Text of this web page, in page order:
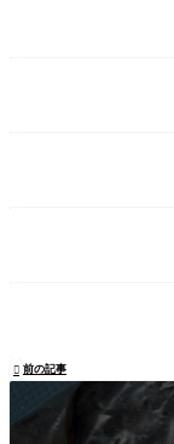
 前の記事